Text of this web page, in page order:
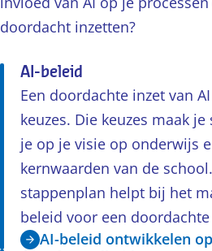
doordacht inzetten?
AI-beleid
Een doordachte inzet van
keuzes. Die keuzes maak
je op je visie op onderwijs
kernwaarden van de
stappenplan helpt bij het
beleid voor een doordachte
AI-beleid ontwikkelen